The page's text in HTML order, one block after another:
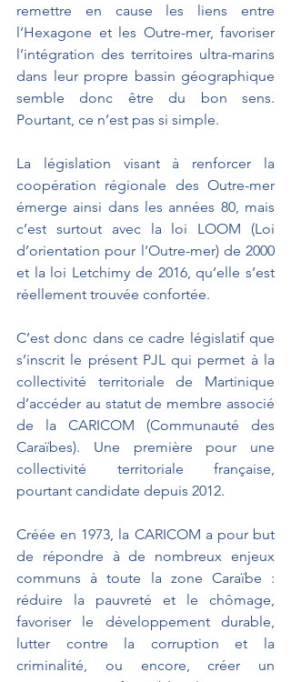
remettre en cause les liens entre
l’Hexagone et les Outre-mer, favoriser
l’intégration des territoires ultra-marins
dans leur propre bassin géographique
semble donc être du bon sens.
Pourtant, ce n’est pas si simple.
La législation visant à renforcer la
coopération régionale des Outre-mer
émerge ainsi dans les années 80, mais
c’est surtout avec la loi LOOM (Loi
d’orientation pour l’Outre-mer) de 2000
et la loi Letchimy de 2016, qu’elle s’est
réellement trouvée confortée.
C’est donc dans ce cadre législatif que
s’inscrit le présent PJL qui permet à la
collectivité territoriale de Martinique
d’accéder au statut de membre associé
de la CARICOM (Communauté des
Caraïbes). Une première pour une
collectivité territoriale française,
pourtant candidate depuis 2012.
Créée en 1973, la CARICOM a pour but
de répondre à de nombreux enjeux
communs à toute la zone Caraïbe :
réduire la pauvreté et le chômage,
favoriser le développement durable,
lutter contre la corruption et la
criminalité, ou encore, créer un